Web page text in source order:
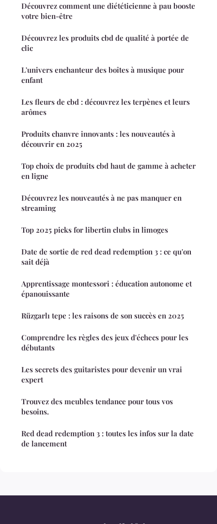
Découvrez comment une diététicienne à pau booste
votre bien-être
Découvrez les produits cbd de qualité à portée de
clic
L'univers enchanteur des boîtes à musique pour
enfant
Les fleurs de cbd : découvrez les terpènes et leurs
arômes
Produits chanvre innovants : les nouveautés à
découvrir en 2025
Top choix de produits cbd haut de gamme à acheter
en ligne
Découvrez les nouveautés à ne pas manquer en
streaming
Top 2025 picks for libertin clubs in limoges
Date de sortie de red dead redemption 3 : ce qu'on
sait déjà
Apprentissage montessori : éducation autonome et
épanouissante
Rüzgarlı tepe : les raisons de son succès en 2025
Comprendre les règles des jeux d'échecs pour les
débutants
Les secrets des guitaristes pour devenir un vrai
expert
Trouvez des meubles tendance pour tous vos
besoins.
Red dead redemption 3 : toutes les infos sur la date
de lancement